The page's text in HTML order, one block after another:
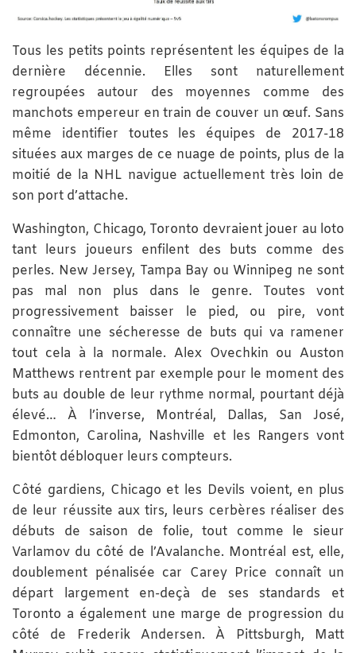
Tous les petits points représentent les équipes de la
dernière décennie. Elles sont naturellement
regroupées autour des moyennes comme des
manchots empereur en train de couver un œuf. Sans
même identifier toutes les équipes de 2017-18
situées aux marges de ce nuage de points, plus de la
moitié de la NHL navigue actuellement très loin de
son port d’attache.
Washington, Chicago, Toronto devraient jouer au loto
tant leurs joueurs enfilent des buts comme des
perles. New Jersey, Tampa Bay ou Winnipeg ne sont
pas mal non plus dans le genre. Toutes vont
progressivement baisser le pied, ou pire, vont
connaître une sécheresse de buts qui va ramener
tout cela à la normale. Alex Ovechkin ou Auston
Matthews rentrent par exemple pour le moment des
buts au double de leur rythme normal, pourtant déjà
élevé… À l’inverse, Montréal, Dallas, San José,
Edmonton, Carolina, Nashville et les Rangers vont
bientôt débloquer leurs compteurs.
Côté gardiens, Chicago et les Devils voient, en plus
de leur réussite aux tirs, leurs cerbères réaliser des
débuts de saison de folie, tout comme le sieur
Varlamov du côté de l’Avalanche. Montréal est, elle,
doublement pénalisée car Carey Price connaît un
départ largement en-deçà de ses standards et
Toronto a également une marge de progression du
côté de Frederik Andersen. À Pittsburgh, Matt